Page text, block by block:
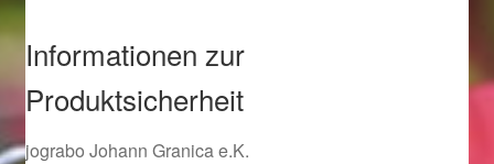
Startseite
Startseite
Informationen zur
Produktsicherheit
jograbo Johann Granica e.K.